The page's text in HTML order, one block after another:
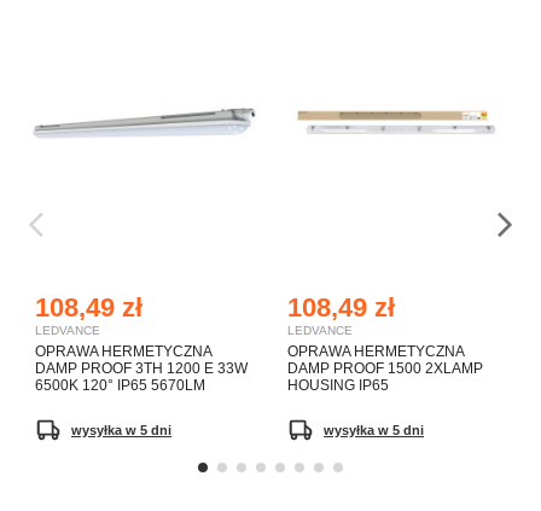
108,49 zł
LEDVANCE
OPRAWA HERMETYCZNA
DAMP PROOF 3TH 1200 E 33W
6500K 120° IP65 5670LM
wysyłka w 5 dni
108,49 zł
LEDVANCE
OPRAWA HERMETYCZNA
DAMP PROOF 1500 2XLAMP
HOUSING IP65
wysyłka w 5 dni